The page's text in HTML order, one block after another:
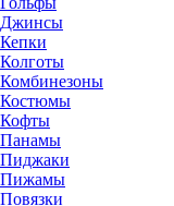
Джинсы
Кепки
Колготы
Комбинезоны
Костюмы
Кофты
Панамы
Пиджаки
Пижамы
Повязки